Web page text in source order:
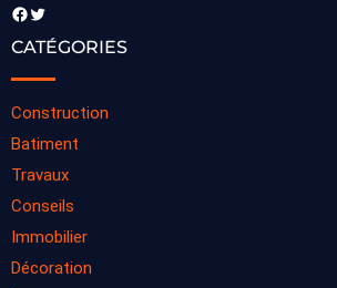
Facebook Twitter
CATÉGORIES
Construction
Batiment
Travaux
Conseils
Immobilier
Décoration